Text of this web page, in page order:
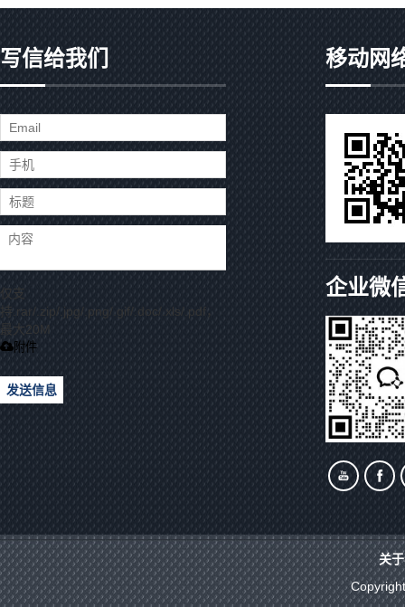
写信给我们
仅支
持.rar/.zip/.jpg/.png/.gif/.doc/.xls/.pdf，
最大20M
附件
发送信息
移动网
企业微
关